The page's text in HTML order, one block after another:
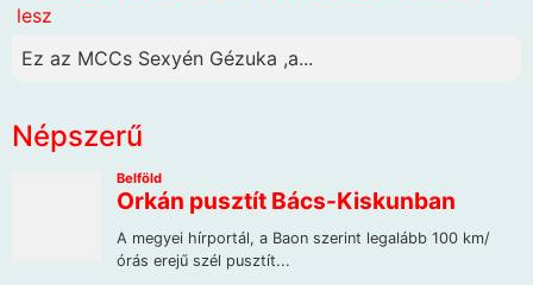
lesz
Ez az MCCs Sexyén Gézuka ,a...
Népszerű